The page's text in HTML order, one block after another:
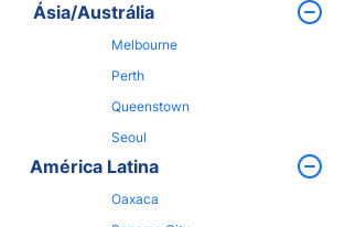
Ásia/Austrália
Melbourne
Perth
Queenstown
Seoul
América Latina
Oaxaca